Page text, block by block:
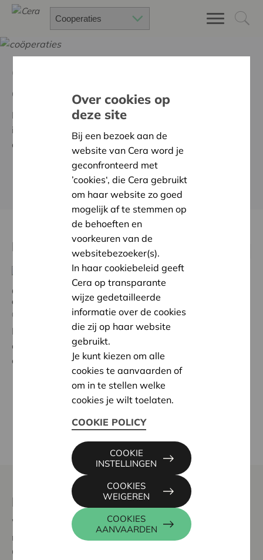
Cera ondersteunt
coöperatieve ondernemers
De coöperatieve dienstverlening van Cera informeert,
inspireert en adviseert mensen, organisaties en beleid
over coöperatief ondernemen.
MEER WETEN OVER CERA & COÖPERATIES
Kalender
Cera Coop Workshop 'Starten met of bij een
coöperatie' - Leuven
09/09/2026 09:30 - 14:30
Een inspirerende introductie voor iedereen die een
coöperatief idee wil verkennen of zijn kennis van het
coöperatieve model wil verdiepen.
MEER KALENDERITEMS
Een coöperatie, iets voor mij?
Wat is een coöperatie? Hoe werkt dat? Is dat iets voor
mij? In onze reeks Coop Vlogs interviewt Alexandra
Gadzina experten en coöperaties.
Over cookies op
deze site
Bij een bezoek aan de
website van Cera word je
geconfronteerd met
’cookies‘, die Cera gebruikt
om haar website zo goed
mogelijk af te stemmen op
de behoeften en
voorkeuren van de
websitebezoeker(s).
In haar cookiebeleid geeft
Cera op transparante
wijze gedetailleerde
informatie over de cookies
die zij op haar website
gebruikt.
Je kunt kiezen om alle
cookies te aanvaarden of
om in te stellen welke
cookies je wilt toelaten.
COOKIE POLICY
COOKIES
AANVAARDEN
COOKIES
WEIGEREN
COOKIE
INSTELLINGEN